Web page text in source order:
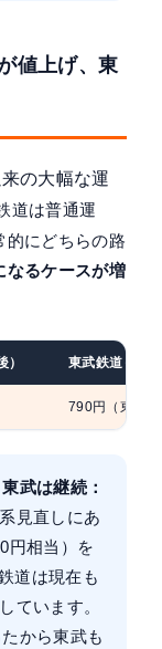
値上げ、東
の大幅な運
道は普通運
的にどちらの路
なるケースが増
東武鉄道＋東
790円（東武+
武は継続：
見直しにあ
円相当）を
道は現在も
ています。
から東武も